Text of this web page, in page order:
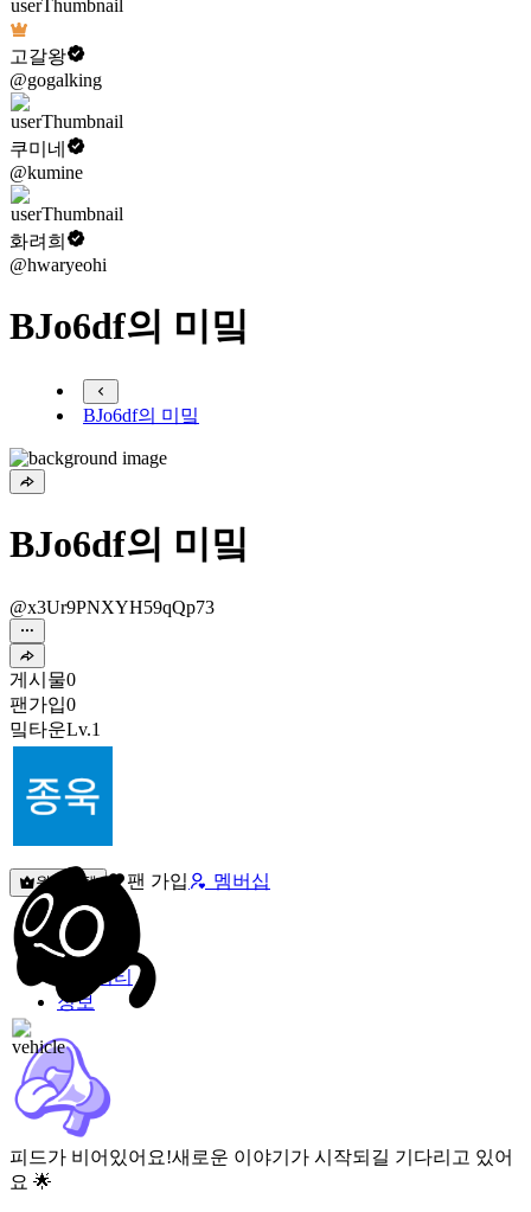
고갈왕
@gogalking
쿠미네
@kumine
화려희
@hwaryeohi
BJo6df의 미밐
BJo6df의 미밐
BJo6df의 미밐
@x3Ur9PNXYH59qQp73
게시물0
팬가입0
밐타운Lv.1
원픽선택 팬 가입 멤버십
밐타운
피드
커뮤니티
정보
피드가 비어있어요!새로운 이야기가 시작되길 기다리고 있어
요 🌟